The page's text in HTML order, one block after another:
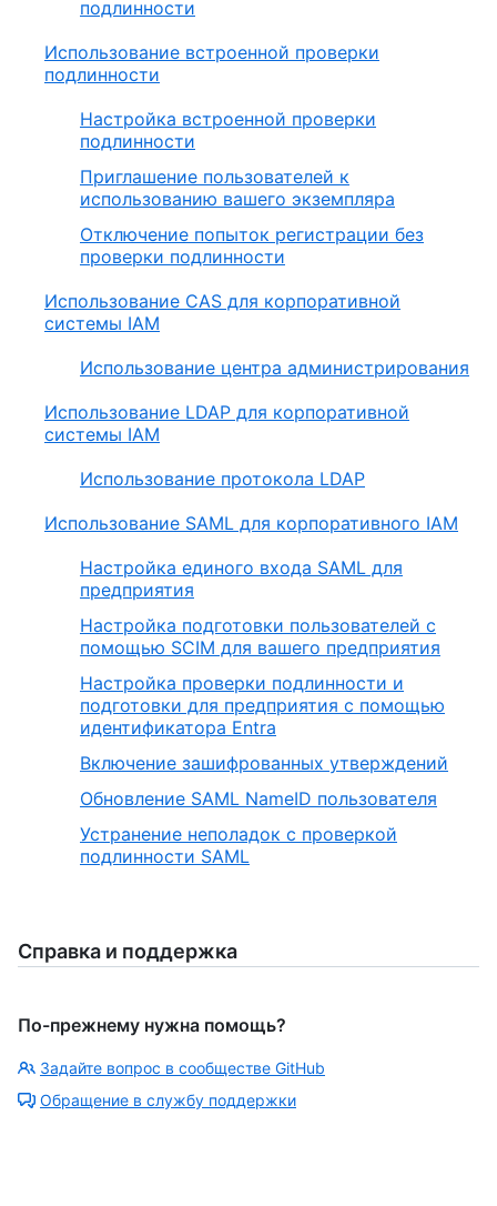
подлинности
Использование встроенной проверки
подлинности
Настройка встроенной проверки
подлинности
Приглашение пользователей к
использованию вашего экземпляра
Отключение попыток регистрации без
проверки подлинности
Использование CAS для корпоративной
системы IAM
Использование центра администрирования
Использование LDAP для корпоративной
системы IAM
Использование протокола LDAP
Использование SAML для корпоративного IAM
Настройка единого входа SAML для
предприятия
Настройка подготовки пользователей с
помощью SCIM для вашего предприятия
Настройка проверки подлинности и
подготовки для предприятия с помощью
идентификатора Entra
Включение зашифрованных утверждений
Обновление SAML NameID пользователя
Устранение неполадок с проверкой
подлинности SAML
Справка и поддержка
По-прежнему нужна помощь?
Задайте вопрос в сообществе GitHub
Обращение в службу поддержки